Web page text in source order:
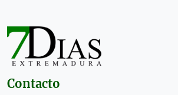
Contacto